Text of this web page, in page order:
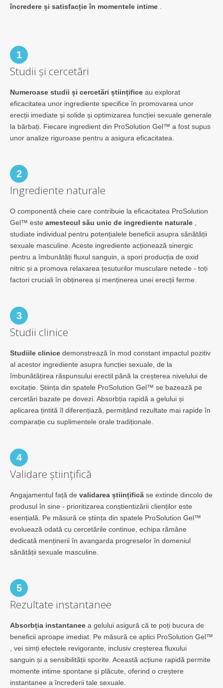
încredere și satisfacție în momentele intime .
1
Studii și cercetări
Numeroase studii și cercetări științifice au explorat
eficacitatea unor ingrediente specifice în promovarea unor
erecții imediate și solide și optimizarea funcției sexuale generale
la bărbați. Fiecare ingredient din ProSolution Gel™ a fost supus
unor analize riguroase pentru a asigura eficacitatea.
2
Ingrediente naturale
O componentă cheie care contribuie la eficacitatea ProSolution
Gel™ este amestecul său unic de ingrediente naturale
studiate individual pentru potențialele beneficii asupra sănătății
sexuale masculine. Aceste ingrediente acționează sinergic
pentru a îmbunătăți fluxul sanguin, a spori producția de oxid
nitric și a promova relaxarea țesuturilor musculare netede - toți
factori cruciali în obținerea și menținerea unei erecții ferme.
3
Studii clinice
Studiile clinice demonstrează în mod constant impactul pozitiv
al acestor ingrediente asupra funcției sexuale, de la
îmbunătățirea răspunsului erectil până la creșterea nivelului de
excitație. Știința din spatele ProSolution Gel™ se bazează pe
cercetări bazate pe dovezi. Absorbția rapidă a gelului și
aplicarea țintită îl diferențiază, permițând rezultate mai rapide în
comparație cu suplimentele orale tradiționale.
4
Validare științifică
Angajamentul față de validarea științifică se extinde dincolo de
produsul în sine - prioritizarea conștientizării clienților este
esențială. Pe măsură ce știința din spatele ProSolution Gel™
evoluează odată cu cercetările continue, echipa rămâne
dedicată menținerii în avangarda progreselor în domeniul
sănătății sexuale masculine.
5
Rezultate instantanee
Absorbția instantanee a gelului asigură că te poți bucura de
beneficii aproape imediat. Pe măsură ce aplici ProSolution Gel™
, vei simți efectele revigorante, inclusiv creșterea fluxului
sanguin și a sensibilității sporite. Această acțiune rapidă permite
momente intime spontane și plăcute, oferind o creștere
instantanee a încrederii tale sexuale.